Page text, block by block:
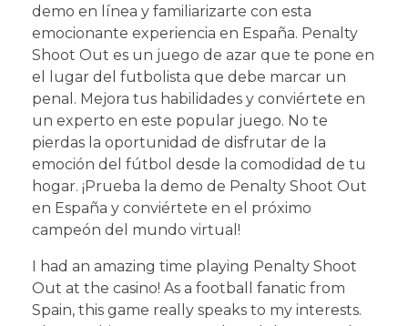
demo en línea y familiarizarte con esta
emocionante experiencia en España. Penalty
Shoot Out es un juego de azar que te pone en
el lugar del futbolista que debe marcar un
penal. Mejora tus habilidades y conviértete en
un experto en este popular juego. No te
pierdas la oportunidad de disfrutar de la
emoción del fútbol desde la comodidad de tu
hogar. ¡Prueba la demo de Penalty Shoot Out
en España y conviértete en el próximo
campeón del mundo virtual!
I had an amazing time playing Penalty Shoot
Out at the casino! As a football fanatic from
Spain, this game really speaks to my interests.